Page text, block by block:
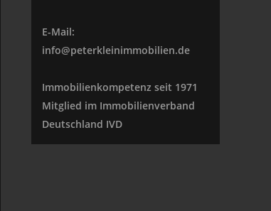
E-Mail:
info@peterkleinimmobilien.de
Immobilienkompetenz seit 1971
Mitglied im Immobilienverband
Deutschland IVD